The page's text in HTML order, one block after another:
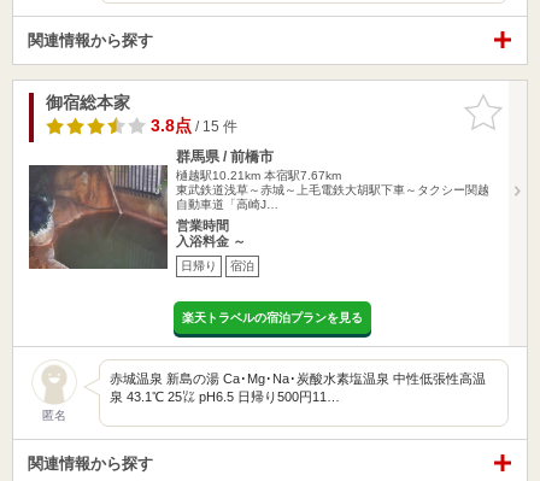
関連情報から探す
お気に入
りに追加
御宿総本家
3.8点/ 15 件
群馬県 / 前橋市
樋越駅10.21km 本宿駅7.67km
東武鉄道浅草～赤城～上毛電鉄大胡駅下車～タクシー関越
自動車道「高崎J…
営業時間
入浴料金 ～
日帰り 宿泊
楽天トラベルの宿泊プランを見る
匿名
赤城温泉 新島の湯 Ca･Mg･Na･炭酸水素塩温泉 中性低張性高温
泉 43.1℃ 25㍑ pH6.5 日帰り500円11…
関連情報から探す